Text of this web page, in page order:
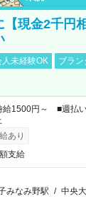
現金2千円
人未経験OK
ブラン
給1500円～ ■週
あり
支給
みなみ野駅 / 中央